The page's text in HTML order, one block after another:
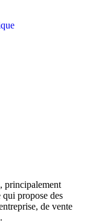
principalement
propose des
de vente